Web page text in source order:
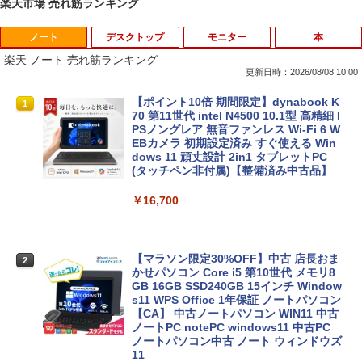
楽天市場 売れ筋ランキング
ノート
楽天 ノート 売れ筋ランキング
更新日時：2026/08/08 10:00
1
【ポイント10倍 期間限定】dynabook K
70 第11世代 intel N4500 10.1型 高精細 I
PSノングレア 無音ファンレス Wi-Fi 6 W
EBカメラ 初期設定済み すぐ使える Win
dows 11 頑丈設計 2in1 タブレットPC
(タッチペン非付属)【整備済み中古品】
￥16,700
2
【マラソン限定30%OFF】中古 店長おま
かせパソコン Core i5 第10世代 メモリ8
GB 16GB SSD240GB 15インチ Window
s11 WPS Office 1年保証 ノートパソコン
【CA】 中古ノートパソコン WIN11 中古
ノートPC notePC windows11 中古PC
ノートパソコン中古 ノート ウィンドウズ
11
デスクトップ モニター 本